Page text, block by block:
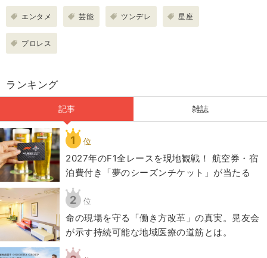
エンタメ 芸能 ツンデレ 星座
プロレス
ランキング
記事 雑誌
1 位
2027年のF1全レースを現地観戦！ 航空券・宿
泊費付き「夢のシーズンチケット」が当たる
2 位
​命の現場を守る「働き方改革」の真実。晃友会
が示す持続可能な地域医療の道筋とは。